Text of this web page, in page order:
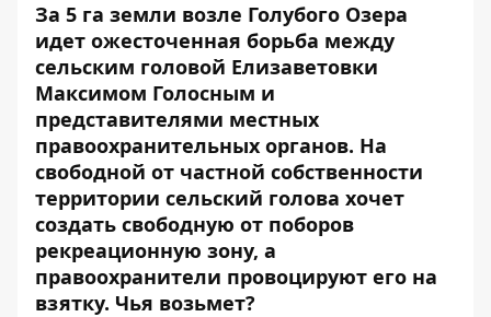
За 5 га земли возле Голубого Озера
идет ожесточенная борьба между
сельским головой Елизаветовки
Максимом Голосным и
представителями местных
правоохранительных органов. На
свободной от частной собственности
территории сельский голова хочет
создать свободную от поборов
рекреационную зону, а
правоохранители провоцируют его на
взятку. Чья возьмет?